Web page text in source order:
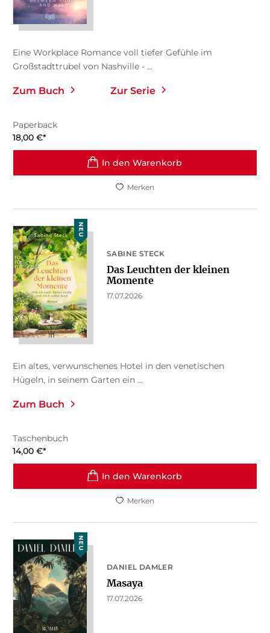
Eine Workplace Romance voll tiefer Gefühle im
Großstadttrubel von Nashville - ...
Zum Buch Zur Serie
Paperback
18,00 €*
In den Warenkorb
Merken
NEU
SABINE STECK
Das Leuchten der kleinen
Momente
17.07.2026
Ein altes, verwunschenes Hotel in den venetischen
Hügeln, in seinem Garten ein ...
Zum Buch
Taschenbuch
14,00 €*
In den Warenkorb
Merken
NEU
DANIEL DAMLER
Masaya
17.07.2026